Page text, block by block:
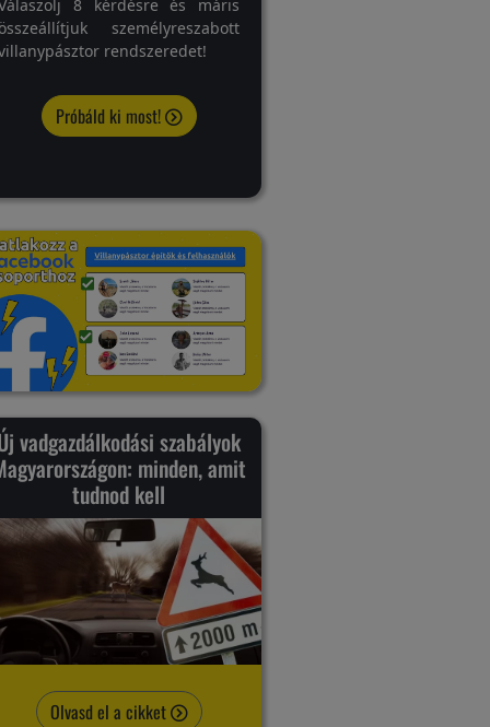
8 kérdésre és máris
összeállítjuk személyreszabott
rendszeredet!
Próbáld ki most!
vadgazdálkodási szabályok
minden, amit
tudnod kell
Olvasd el a cikket